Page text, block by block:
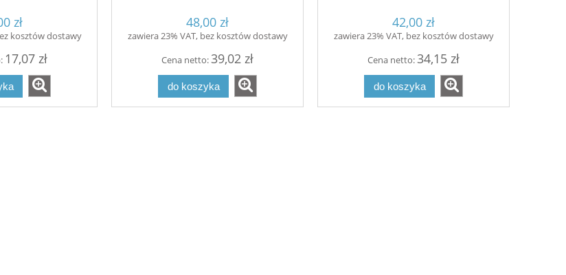
zł
kosztów dostawy
17,07 zł
48,00 zł
zawiera 23% VAT, bez kosztów dostawy
Cena netto:39,02 zł
do koszyka
42,00 zł
zawiera 23% VAT, bez kosztów dostawy
Cena netto:34,15 zł
do koszyka